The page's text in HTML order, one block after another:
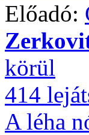
Előadó:
körül
414
A léha